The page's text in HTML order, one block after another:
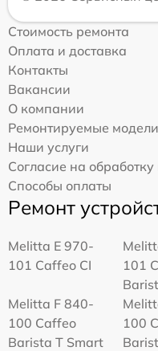
Стоимость ремонта
Оплата и доставка
Контакты
Вакансии
О компании
Ремонтируемые модели
Наши услуги
Согласие на
Способы оплаты
Ремонт
Melitta Е 970-
101 Caffeo CI
101
Melitta F 840-
100 Caffeo
Barista T Smart
100